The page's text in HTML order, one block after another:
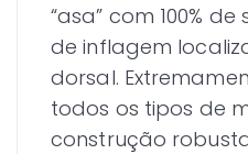
“asa” com 100%
de inflagem
dorsal.
todos os tipos de
construção